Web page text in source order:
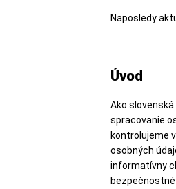
Naposledy
Úvod
Ako
spracovanie
kontrolujeme
osobných
informatívny